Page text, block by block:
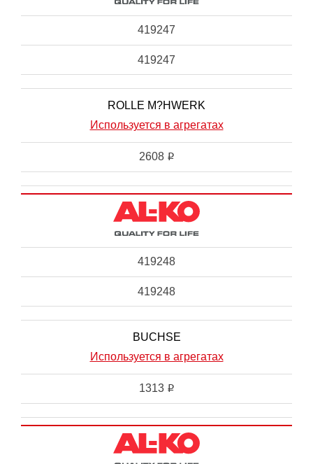
419247
419247
ROLLE M?HWERK
Используется в агрегатах
2608 i
419248
419248
BUCHSE
Используется в агрегатах
1313 i